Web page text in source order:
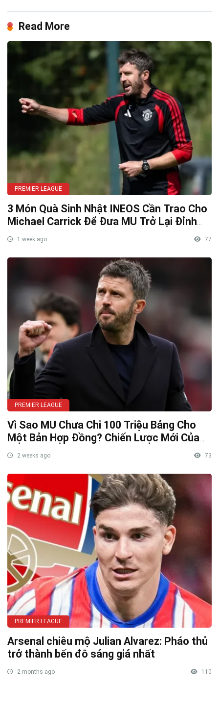
Read More
PREMIER LEAGUE
3 Món Quà Sinh Nhật INEOS Cần Trao Cho
Michael Carrick Để Đưa MU Trở Lại Đỉnh
Cao1 week ago 77
PREMIER LEAGUE
Vì Sao MU Chưa Chi 100 Triệu Bảng Cho
Một Bản Hợp Đồng? Chiến Lược Mới Của
INEOS Được Hé Lộ
2 weeks ago 73
PREMIER LEAGUE
Arsenal chiêu mộ Julian Alvarez: Pháo thủ
trở thành bến đỗ sáng giá nhất
2 months ago 110